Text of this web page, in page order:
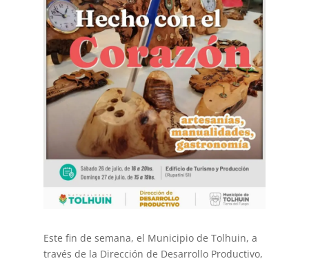
Este fin de semana, el Municipio de Tolhuin, a
través de la Dirección de Desarrollo Productivo,